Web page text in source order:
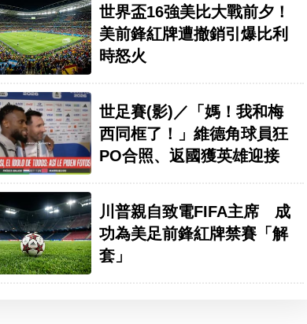
世界盃16強美比大戰前夕！
美前鋒紅牌遭撤銷引爆比利
時怒火
世足賽(影)／「媽！我和梅
西同框了！」維德角球員狂
PO合照、返國獲英雄迎接
川普親自致電FIFA主席 成
功為美足前鋒紅牌禁賽「解
套」